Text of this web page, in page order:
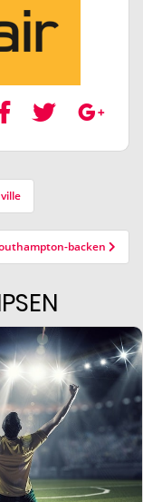
backen